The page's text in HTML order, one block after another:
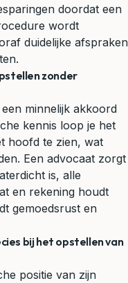
doordat een
wordt
duidelijke afspraken
zonder
minnelijk akkoord
kennis loop je het
hoofd te zien, wat
Een advocaat zorgt
is, alle
en rekening houdt
gemoedsrust en
bij het opstellen van
positie van zijn